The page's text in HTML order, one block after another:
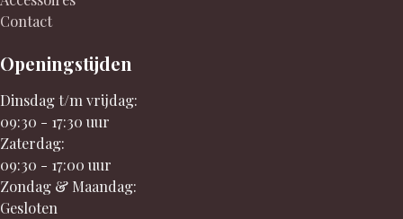
Contact
Openingstijden
Dinsdag t/m vrijdag:
09:30 - 17:30 uur
Zaterdag:
09:30 - 17:00 uur
Zondag & Maandag:
Gesloten